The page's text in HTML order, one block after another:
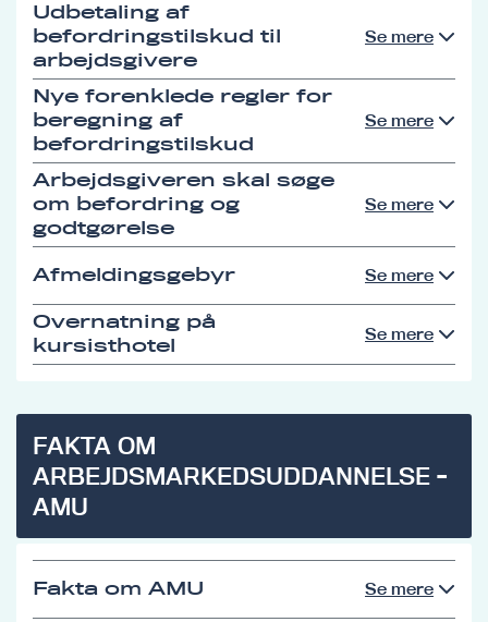
Udbetaling af
befordringstilskud til
arbejdsgivere
Se mere
Nye forenklede regler for
beregning af
befordringstilskud
Se mere
Arbejdsgiveren skal søge
om befordring og
godtgørelse
Se mere
Afmeldingsgebyr Se mere
Overnatning på
kursisthotel
Se mere
FAKTA OM
ARBEJDSMARKEDSUDDANNELSE -
AMU
Fakta om AMU Se mere